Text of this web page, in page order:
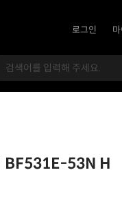
로그인
BF531E-53N H